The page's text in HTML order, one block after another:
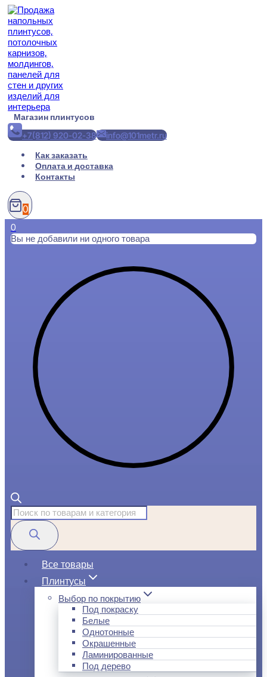
Перейти
содержимому
Магазин плинтусов
+7(812) 920-02-38
info@101metr.ru
Как заказать
Оплата и доставка
Контакты
0
0
Вы не добавили ни одного товара
Поиск
товаров
Все товары
Плинтусы
Выбор по покрытию
Под покраску
Белые
Однотонные
Окрашенные
Ламинированные
Под дерево